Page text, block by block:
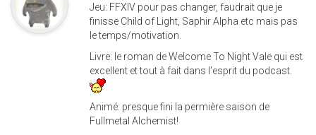
Jeu: FFXIV pour pas changer, faudrait que je
finisse Child of Light, Saphir Alpha etc mais pas
le temps/motivation.
Livre: le roman de Welcome To Night Vale qui est
excellent et tout à fait dans l'esprit du podcast.
Animé: presque fini la permière saison de
Fullmetal Alchemist!